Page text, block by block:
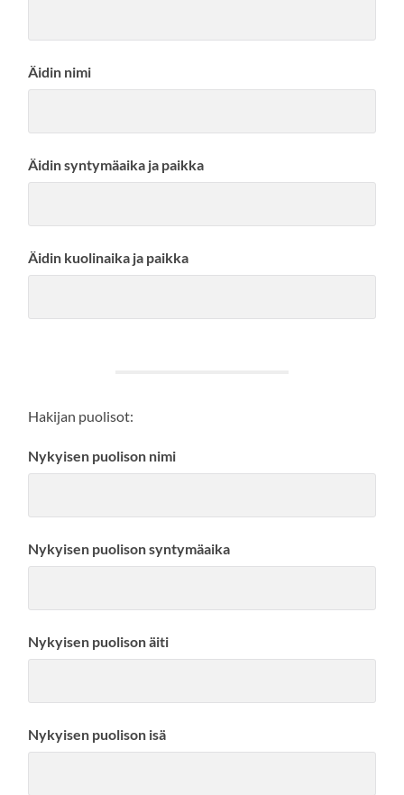
Äidin nimi
Äidin syntymäaika ja paikka
Äidin kuolinaika ja paikka
Hakijan puolisot:
Nykyisen puolison nimi
Nykyisen puolison syntymäaika
Nykyisen puolison äiti
Nykyisen puolison isä